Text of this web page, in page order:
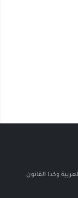
وكذا القانون